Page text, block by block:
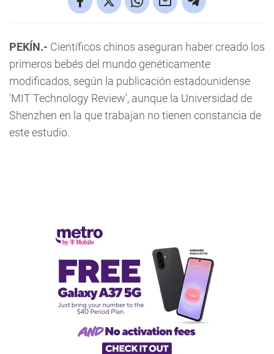
PEKÍN.- Científicos chinos aseguran haber creado los
primeros bebés del mundo genéticamente
modificados, según la publicación estadounidense
'MIT Technology Review', aunque la Universidad de
Shenzhen en la que trabajan no tienen constancia de
este estudio.